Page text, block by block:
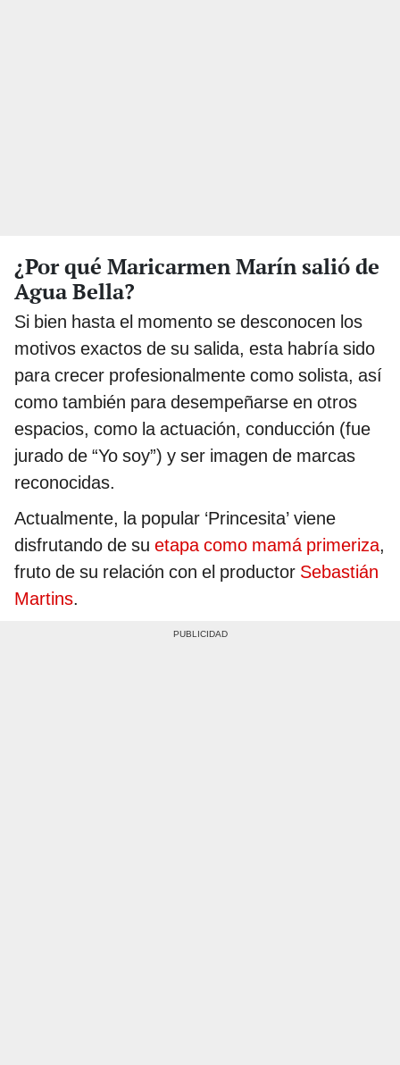
¿Por qué Maricarmen Marín salió de
Agua Bella?
Si bien hasta el momento se desconocen los
motivos exactos de su salida, esta habría sido
para crecer profesionalmente como solista, así
como también para desempeñarse en otros
espacios, como la actuación, conducción (fue
jurado de “Yo soy”) y ser imagen de marcas
reconocidas.
Actualmente, la popular ‘Princesita’ viene
disfrutando de su etapa como mamá primeriza,
fruto de su relación con el productor Sebastián
Martins.